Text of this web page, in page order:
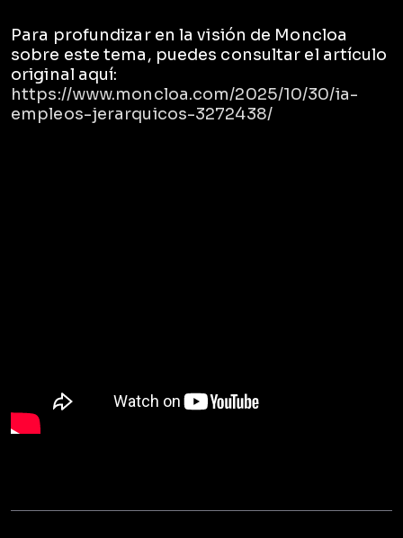
Para profundizar en la visión de Moncloa
sobre este tema, puedes consultar el artículo
original aquí:
https://www.moncloa.com/2025/10/30/ia-
empleos-jerarquicos-3272438/